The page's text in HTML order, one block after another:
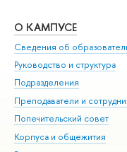
О КАМПУСЕ
Сведения об
Руководство и структура
Подразделения
Преподаватели и
Попечительский совет
Корпуса и общежития